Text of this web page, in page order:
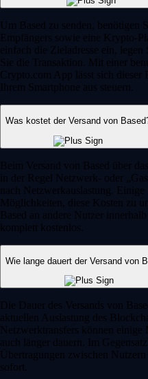
Um Based zu senden, benötigen
Empfängers sowie eine Krypto-
einfach die Zieladresse ein,
Sie die Transaktion. Mit einer
Crypto.com App lässt sich dieser
Ihrem Smartphone aus steuern.
Was kostet der Versand von
Beim Versand von Based über
in der Regel Netzwerk- oder
nach Netzwerkauslastung.
Möglichkeiten, diese Kosten zu
Based an andere Nutzer
komplett kostenlos.
Wie lange dauert der Versand von
Die Dauer des Versands von
aktuellen Auslastung des
Netzwerktransfers können einige
auch länger dauern. Im
Übertragungen zwischen
sofort.